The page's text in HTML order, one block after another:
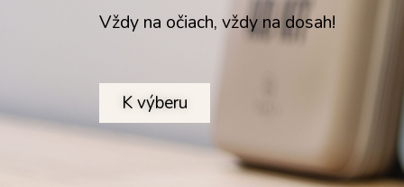
Vždy na očiach, vždy na dosah!
K výberu